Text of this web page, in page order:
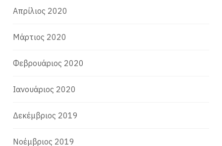
Απρίλιος 2020
Μάρτιος 2020
Φεβρουάριος 2020
Ιανουάριος 2020
Δεκέμβριος 2019
Νοέμβριος 2019